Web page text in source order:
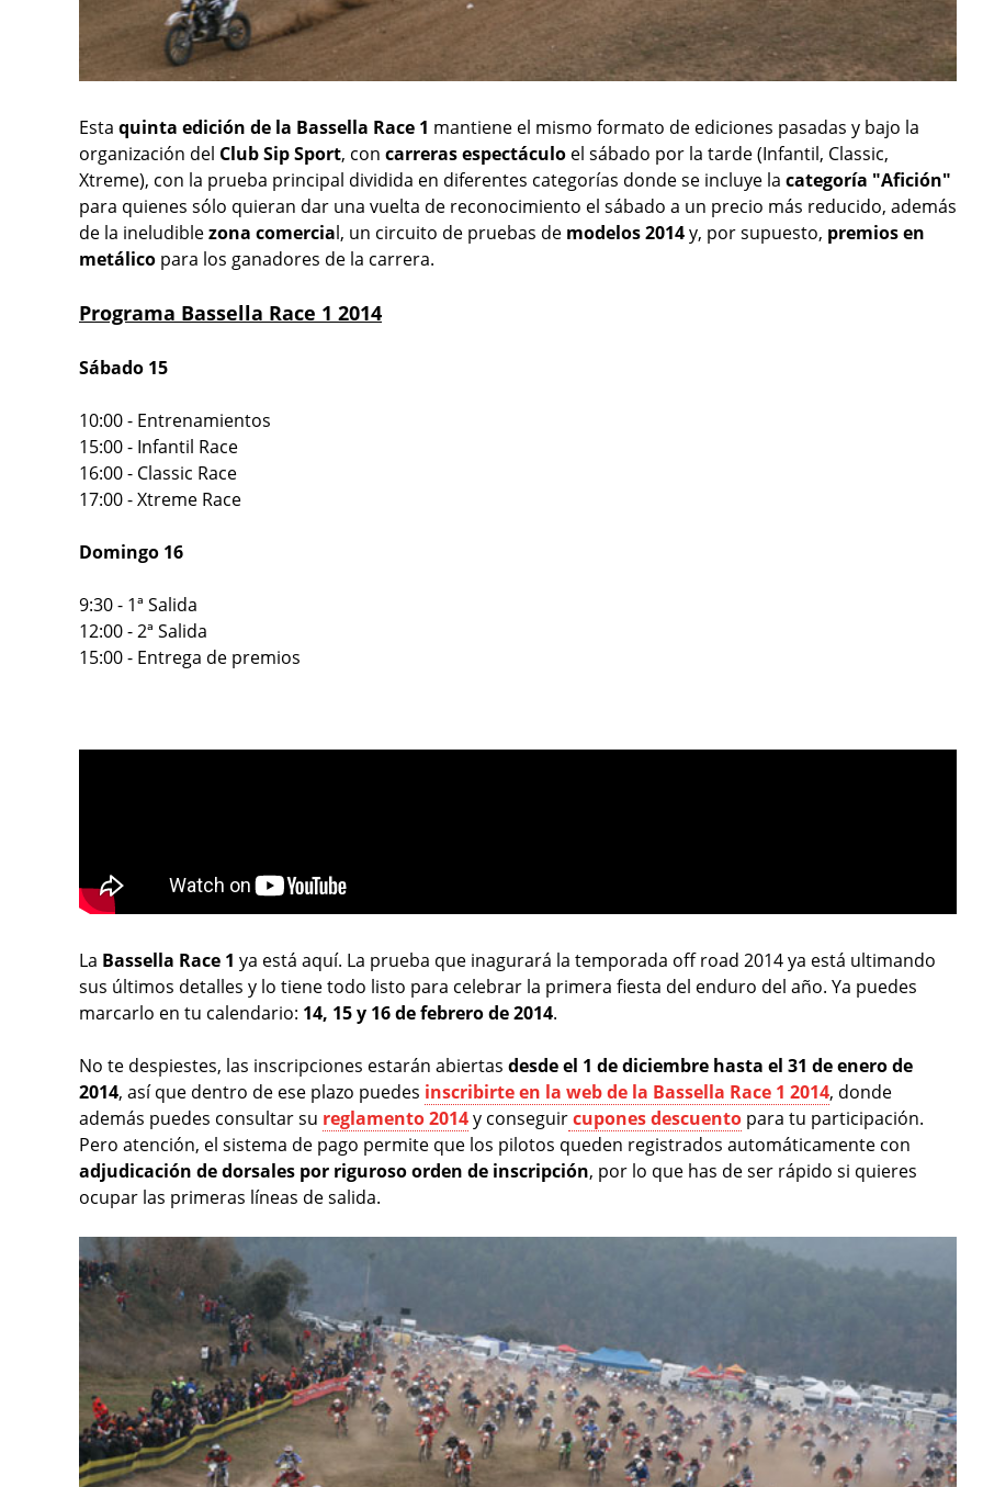
Esta quinta edición de la Bassella Race 1 mantiene el mismo formato de ediciones pasadas y bajo la
organización del Club Sip Sport, con carreras espectáculo el sábado por la tarde (Infantil, Classic,
Xtreme), con la prueba principal dividida en diferentes categorías donde se incluye la categoría "Afición"
para quienes sólo quieran dar una vuelta de reconocimiento el sábado a un precio más reducido, además
de la ineludiblezona comercial, un circuito de pruebas de modelos 2014y, por supuesto, premios en
metálico para los ganadores de la carrera.
Programa Bassella Race 1 2014
Sábado 15
10:00 - Entrenamientos
15:00 - Infantil Race
16:00 - Classic Race
17:00 - Xtreme Race
Domingo 16
9:30 - 1ª Salida
12:00 - 2ª Salida
15:00 - Entrega de premios
La Bassella Race 1 ya está aquí. La prueba que inagurará la temporada off road 2014 ya está ultimando
sus últimos detalles y lo tiene todo listo para celebrar la primera fiesta del enduro del año. Ya puedes
marcarlo en tu calendario: 14, 15 y 16 de febrero de 2014.
No te despiestes, las inscripciones estarán abiertas desde el 1 de diciembre hasta el 31 de enero de
2014, así que dentro de ese plazo puedes inscribirte en la web de la Bassella Race 1 2014, donde
además puedes consultar su reglamento 2014y conseguircupones descuento para tu participación.
Pero atención, el sistema de pago permite que los pilotos queden registrados automáticamente con
adjudicación de dorsales por riguroso orden de inscripción, por lo que has de ser rápido si quieres
ocupar las primeras líneas de salida.